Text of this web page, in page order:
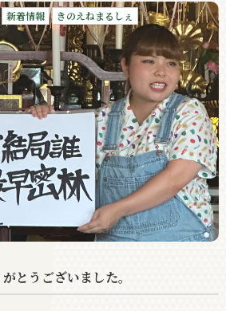
新着情報 きのえねまるしぇ
とうございました。